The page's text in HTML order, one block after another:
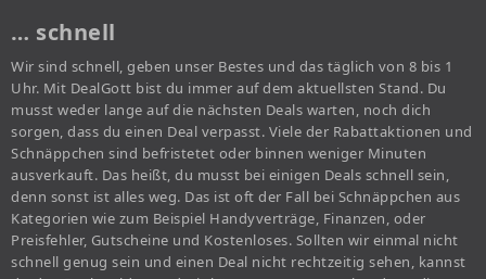
… schnell
Wir sind schnell, geben unser Bestes und das täglich von 8 bis 1
Uhr. Mit DealGott bist du immer auf dem aktuellsten Stand. Du
musst weder lange auf die nächsten Deals warten, noch dich
sorgen, dass du einen Deal verpasst. Viele der Rabattaktionen und
Schnäppchen sind befristetet oder binnen weniger Minuten
ausverkauft. Das heißt, du musst bei einigen Deals schnell sein,
denn sonst ist alles weg. Das ist oft der Fall bei Schnäppchen aus
Kategorien wie zum Beispiel Handyverträge, Finanzen, oder
Preisfehler, Gutscheine und Kostenloses. Sollten wir einmal nicht
schnell genug sein und einen Deal nicht rechtzeitig sehen, kannst